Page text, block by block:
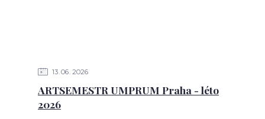
13 06 2026
ARTSEMESTR UMPRUM Praha - léto
2026